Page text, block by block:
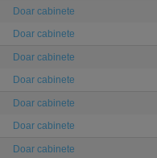
Doar cabinete
Doar cabinete
Doar cabinete
Doar cabinete
Doar cabinete
Doar cabinete
Doar cabinete